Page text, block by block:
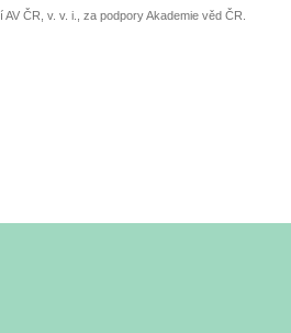
ČR, v. v. i., za podpory Akademie věd ČR.